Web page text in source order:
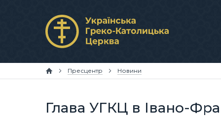
Пресцентр Новини
Глава УГКЦ в Івано-